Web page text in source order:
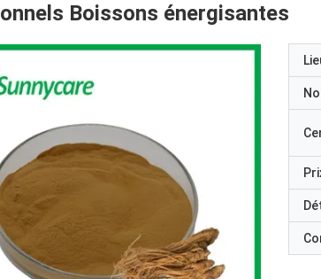
Boissons énergisantes